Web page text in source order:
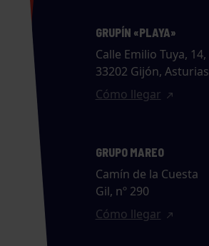
GRUPÍN «PLAYA»
Calle Emilio Tuya, 14,
33202 Gijón, Asturias
Cómo llegar
GRUPO MAREO
Camín de la Cuesta
Gil, nº 290
Cómo llegar